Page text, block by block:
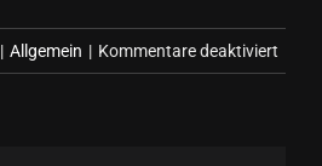
| Allgemein | Kommentare deaktiviert